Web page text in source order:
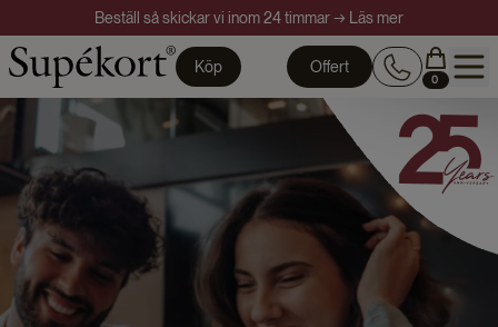
Beställ så skickar vi inom 24 timmar → Läs mer
Köp Offert
0